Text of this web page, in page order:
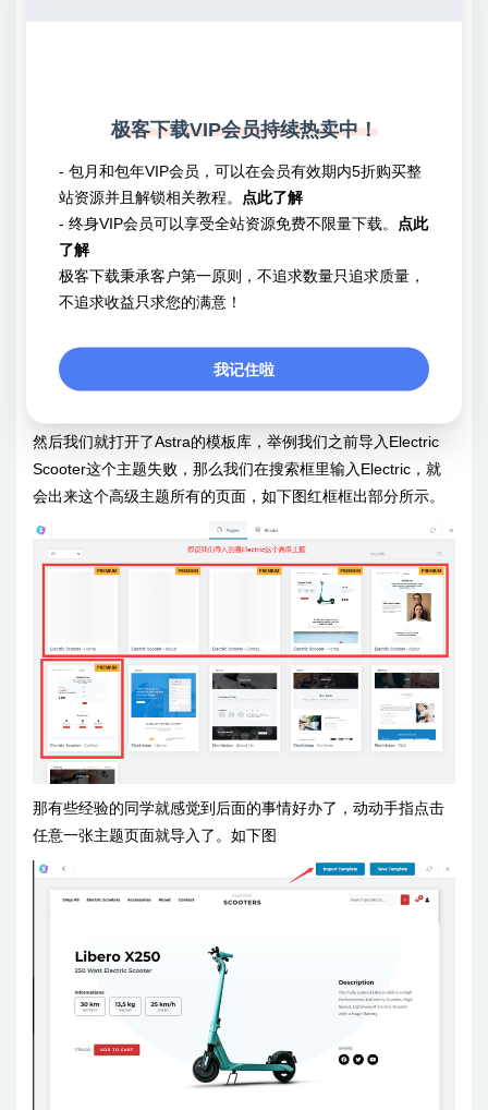
然后我们用elementor打开这张页面，在选择组件导入的位置，
点击Astra的Logo，那个超炫的S图标（如下图）
然后我们就打开了Astra的模板库，举例我们之前导入Electric
Scooter这个主题失败，那么我们在搜索框里输入Electric，就
会出来这个高级主题所有的页面，如下图红框框出部分所示。
那有些经验的同学就感觉到后面的事情好办了，动动手指点击
任意一张主题页面就导入了。如下图
极客下载VIP会员持续热卖中！
- 包月和包年VIP会员，可以在会员有效期内5折购买整
站资源并且解锁相关教程。
点此了解
- 终身VIP会员可以享受全站资源免费不限量下载。
点此
了解
极客下载秉承客户第一原则，不追求数量只追求质量，
不追求收益只求您的满意！
我记住啦